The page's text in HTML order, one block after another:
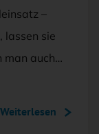
–
lassen sie
man auch…
Weiterlesen